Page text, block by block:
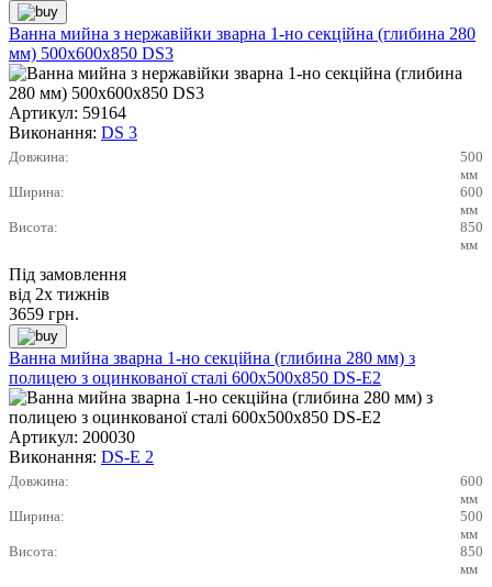
Ванна мийна з нержавійки зварна 1-но секційна (глибина 280
мм) 500х600х850 DS3
Артикул: 59164
Виконання: DS 3
Довжина:
500
мм
Ширина:
600
мм
Висота:
850
мм
Під замовлення
від 2х тижнів
3659 грн.
Ванна мийна зварна 1-но секційна (глибина 280 мм) з
полицею з оцинкованої сталі 600х500х850 DS-E2
Артикул: 200030
Виконання: DS-E 2
Довжина:
600
мм
Ширина:
500
мм
Висота:
850
мм